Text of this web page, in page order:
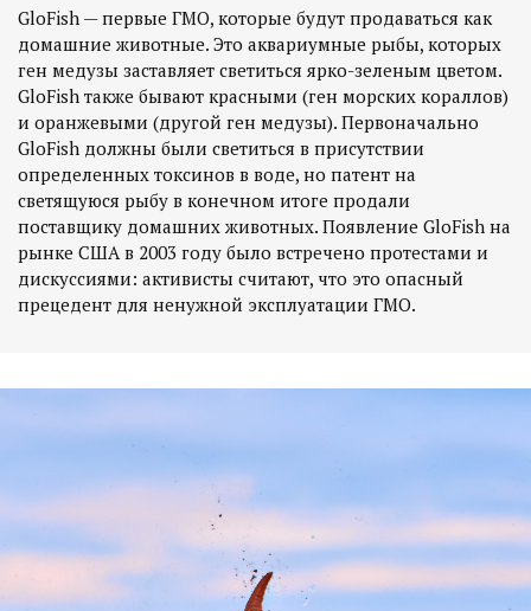
GloFish — первые ГМО, которые будут продаваться как
домашние животные. Это аквариумные рыбы, которых
ген медузы заставляет светиться ярко-зеленым цветом.
GloFish также бывают красными (ген морских кораллов)
и оранжевыми (другой ген медузы). Первоначально
GloFish должны были светиться в присутствии
определенных токсинов в воде, но патент на
светящуюся рыбу в конечном итоге продали
поставщику домашних животных. Появление GloFish на
рынке США в 2003 году было встречено протестами и
дискуссиями: активисты считают, что это опасный